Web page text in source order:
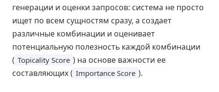
генерации и оценки запросов: система не просто
ищет по всем сущностям сразу, а создает
различные комбинации и оценивает
потенциальную полезность каждой комбинации
( Topicality Score ) на основе важности ее
составляющих ( Importance Score ).